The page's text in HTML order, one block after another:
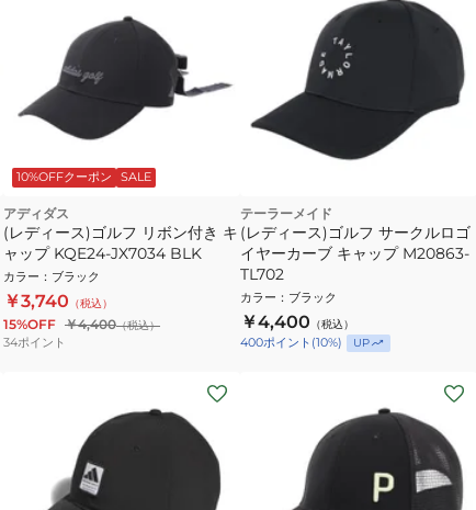
10%OFFクーポン SALE
アディダス
(レディース)ゴルフ リボン付き キ
ャップ KQE24-JX7034 BLK
カラー ： ブラック
￥3,740 （税込）
15%OFF ￥4,400（税込）
34ポイント
テーラーメイド
(レディース)ゴルフ サークルロゴ
イヤーカーブ キャップ M20863-
TL702
カラー ： ブラック
￥4,400 （税込）
400ポイント (10%) UP